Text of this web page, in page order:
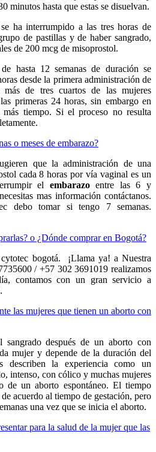
minutos hasta que estas se disuelvan.
ha interrumpido a las tres horas de
de pastillas y de haber sangrado,
de 200 mcg de misoprostol.
hasta 12 semanas de duración se
desde la primera administración de
más de tres cuartos de las mujeres
primeras 24 horas, sin embargo en
más tiempo. Si el proceso no resulta
o meses de embarazo?
que la administración de una
cada 8 horas por vía vaginal es un
el embarazoentre las 6 y
mas información contáctanos.
debo tomar si tengo 7 semanas.
o ¿Dónde comprar en Bogotá?
bogotá. ¡Llama ya! a Nuestra
/ +57 302 3691019 realizamos
contamos con un gran servicio a
las mujeres que tienen un aborto con
después de un aborto con
mujer y depende de la duración del
describen la experiencia como un
intenso, con cólico y muchas mujeres
de un aborto espontáneo. El tiempo
acuerdo al tiempo de gestación, pero
una vez que se inicia el aborto.
para la salud de la mujer que las